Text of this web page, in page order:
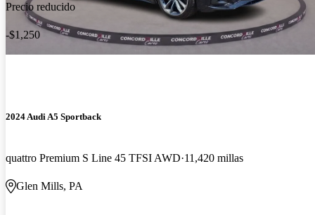
Precio reducido
-$1,250
2024 Audi A5 Sportback
quattro Premium S Line 45 TFSI AWD 11,420 millas
Glen Mills, PA